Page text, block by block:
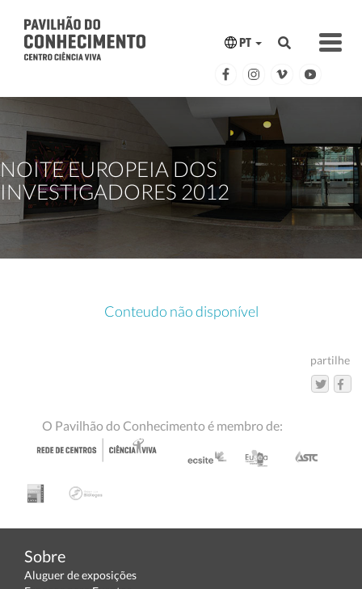
PT
NOITE EUROPEIA DOS
INVESTIGADORES 2012
Conteudo não disponível
partilhe
O Pavilhão do Conhecimento é membro de:
Sobre
Aluguer de exposições